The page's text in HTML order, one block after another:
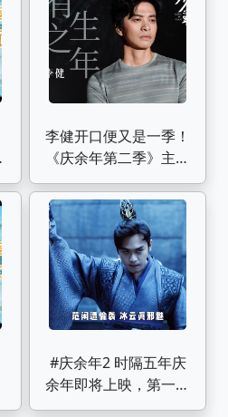
李健开口便又是一季！
《庆余年第二季》主题
曲《有生之年》MV
#庆余年2 时隔五年庆
余年即将上映，第一季
的剧情还记得多少？